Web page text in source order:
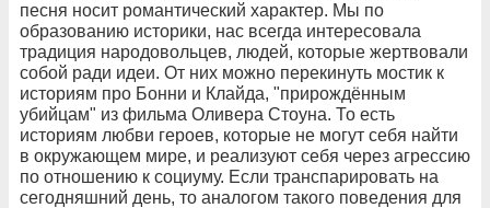
песня носит романтический характер. Мы по
образованию историки, нас всегда интересовала
традиция народовольцев, людей, которые жертвовали
собой ради идеи. От них можно перекинуть мостик к
историям про Бонни и Клайда, "прирождённым
убийцам" из фильма Оливера Стоуна. То есть
историям любви героев, которые не могут себя найти
в окружающем мире, и реализуют себя через агрессию
по отношению к социуму. Если транспарировать на
сегодняшний день, то аналогом такого поведения для